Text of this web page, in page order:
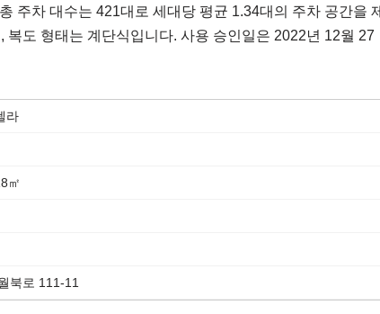
주차 대수는 421대로 세대당 평균 1.34대의 주차 공간을 제
도 형태는 계단식입니다. 사용 승인일은 2022년 12월 27
라
㎡
북로 111-11